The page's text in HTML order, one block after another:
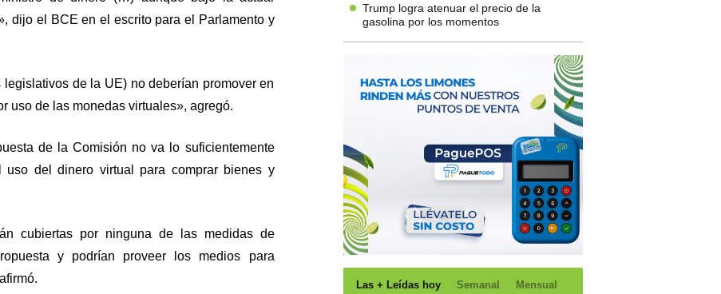
dijo el BCE en el escrito para el Parlamento y
de la UE) no deberían promover en
uso de las monedas virtuales», agregó.
de la Comisión no va lo suficientemente
uso del dinero virtual para comprar bienes y
cubiertas por ninguna de las medidas de
y podrían proveer los medios para
Trump logra atenuar el precio de la
gasolina por los momentos
Las + Leídas hoy Semanal Mensual